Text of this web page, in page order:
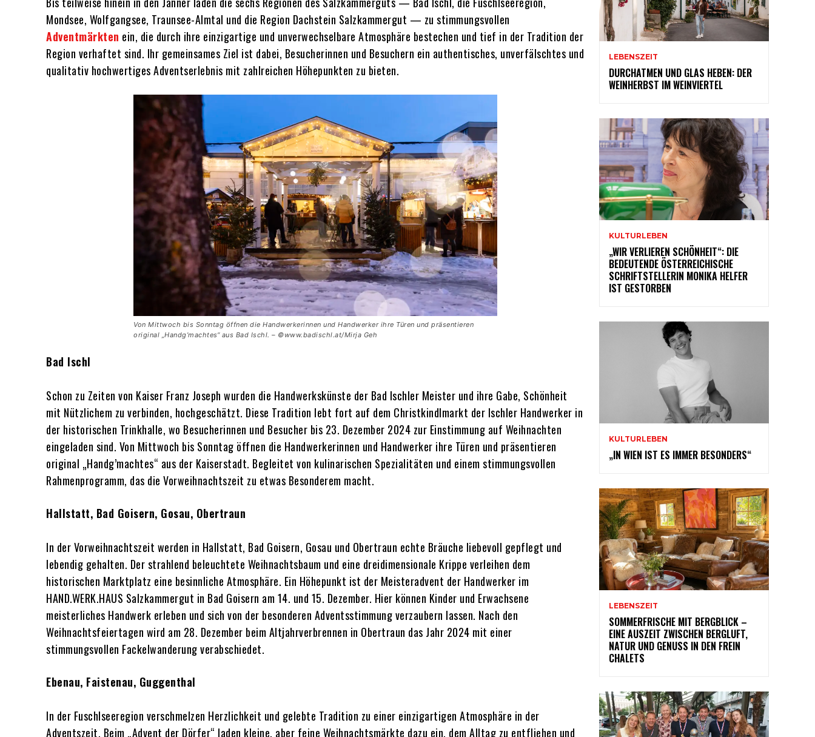
Mondsee, Wolfgangsee, Traunsee-Almtal und die Region Dachstein Salzkammergut — zu stimmungsvollen
Adventmärkten ein, die durch ihre einzigartige und unverwechselbare Atmosphäre bestechen und tief in der Tradition der
Region verhaftet sind. Ihr gemeinsames Ziel ist dabei, Besucherinnen und Besuchern ein authentisches, unverfälschtes und
qualitativ hochwertiges Adventserlebnis mit zahlreichen Höhepunkten zu bieten.
Von Mittwoch bis Sonntag öffnen die Handwerkerinnen und Handwerker ihre Türen und präsentieren
original „Handg’machtes“ aus Bad Ischl. – ©www.badischl.at/Mirja Geh
Bad Ischl
Schon zu Zeiten von Kaiser Franz Joseph wurden die Handwerkskünste der Bad Ischler Meister und ihre Gabe, Schönheit
mit Nützlichem zu verbinden, hochgeschätzt. Diese Tradition lebt fort auf dem Christkindlmarkt der Ischler Handwerker in
der historischen Trinkhalle, wo Besucherinnen und Besucher bis 23. Dezember 2024 zur Einstimmung auf Weihnachten
eingeladen sind. Von Mittwoch bis Sonntag öffnen die Handwerkerinnen und Handwerker ihre Türen und präsentieren
original „Handg’machtes“ aus der Kaiserstadt. Begleitet von kulinarischen Spezialitäten und einem stimmungsvollen
Rahmenprogramm, das die Vorweihnachtszeit zu etwas Besonderem macht.
Hallstatt, Bad Goisern, Gosau, Obertraun
In der Vorweihnachtszeit werden in Hallstatt, Bad Goisern, Gosau und Obertraun echte Bräuche liebevoll gepflegt und
lebendig gehalten. Der strahlend beleuchtete Weihnachtsbaum und eine dreidimensionale Krippe verleihen dem
historischen Marktplatz eine besinnliche Atmosphäre. Ein Höhepunkt ist der Meisteradvent der Handwerker im
HAND.WERK.HAUS Salzkammergut in Bad Goisern am 14. und 15. Dezember. Hier können Kinder und Erwachsene
meisterliches Handwerk erleben und sich von der besonderen Adventsstimmung verzaubern lassen. Nach den
Weihnachtsfeiertagen wird am 28. Dezember beim Altjahrverbrennen in Obertraun das Jahr 2024 mit einer
stimmungsvollen Fackelwanderung verabschiedet.
Ebenau, Faistenau, Guggenthal
In der Fuschlseeregion verschmelzen Herzlichkeit und gelebte Tradition zu einer einzigartigen Atmosphäre in der
Adventszeit. Beim „Advent der Dörfer“ laden kleine, aber feine Weihnachtsmärkte dazu ein, dem Alltag zu entfliehen und
LEBENSZEIT
DURCHATMEN UND GLAS HEBEN: DER
WEINHERBST IM WEINVIERTEL
KULTURLEBEN
„WIR VERLIEREN SCHÖNHEIT“: DIE
BEDEUTENDE ÖSTERREICHISCHE
SCHRIFTSTELLERIN MONIKA HELFER
IST GESTORBEN
KULTURLEBEN
„IN WIEN IST ES IMMER BESONDERS“
LEBENSZEIT
SOMMERFRISCHE MIT BERGBLICK –
EINE AUSZEIT ZWISCHEN BERGLUFT,
NATUR UND GENUSS IN DEN FREIN
CHALETS